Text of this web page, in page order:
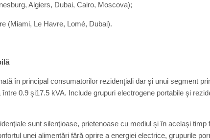
Algiers, Dubai, Cairo, Moscova);
(Miami, Le Havre, Lomé, Dubai).
în principal consumatorilor rezidenţiali dar şi unui segment
0.9 şi17.5 kVA. Include grupuri electrogene portabile şi
sunt silenţioase, prietenoase cu mediul şi în acelaşi timp
unei alimentări fără oprire a energiei electrice, grupurile